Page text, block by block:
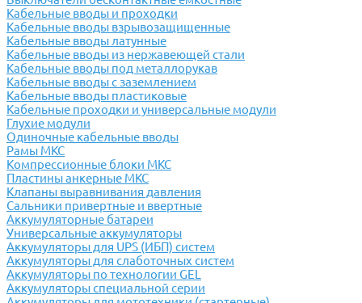
Кабельные вводы и проходки
Кабельные вводы взрывозащищенные
Кабельные вводы латунные
Кабельные вводы из нержавеющей стали
Кабельные вводы под металлорукав
Кабельные вводы с заземлением
Кабельные вводы пластиковые
Кабельные проходки и универсальные модули
Глухие модули
Одиночные кабельные вводы
Рамы МКС
Компрессионные блоки МКС
Пластины анкерные МКС
Клапаны выравнивания давления
Сальники привертные и ввертные
Аккумуляторные батареи
Универсальные аккумуляторы
Аккумуляторы для UPS (ИБП) систем
Аккумуляторы для слаботочных систем
Аккумуляторы по технологии GEL
Аккумуляторы специальной серии